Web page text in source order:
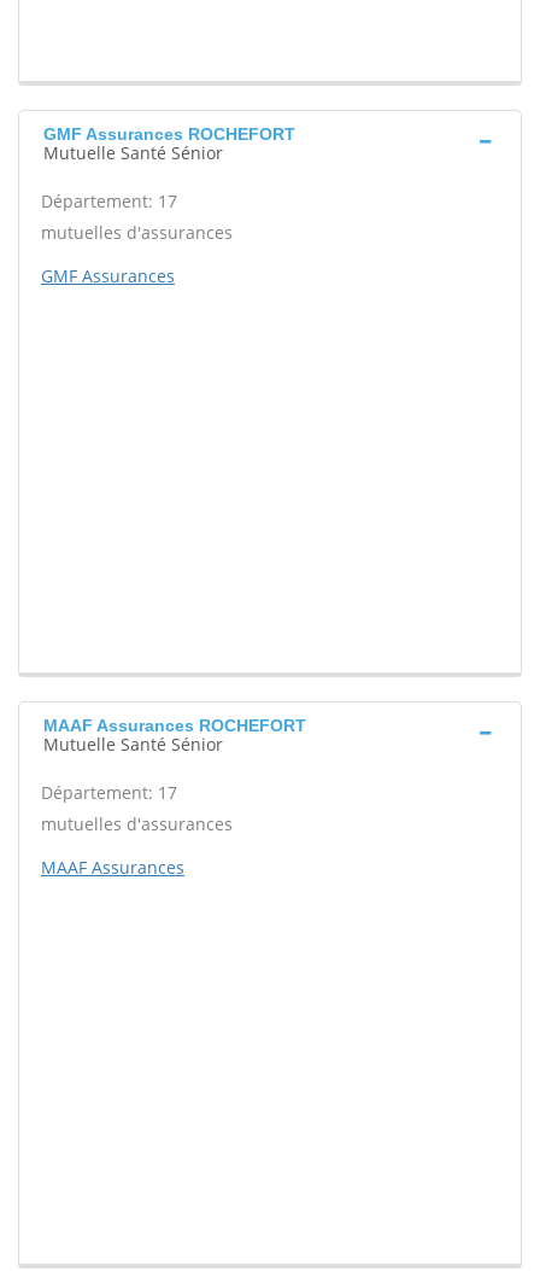
GMF Assurances ROCHEFORT
Mutuelle Santé Sénior
Département: 17
mutuelles d'assurances
GMF Assurances
MAAF Assurances ROCHEFORT
Mutuelle Santé Sénior
Département: 17
mutuelles d'assurances
MAAF Assurances